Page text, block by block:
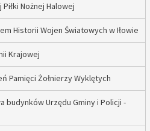
Nożnej Halowej
Historii Wojen Światowych w Iłowie
Krajowej
Pamięci Żołnierzy Wyklętych
budynków Urzędu Gminy i Policji -